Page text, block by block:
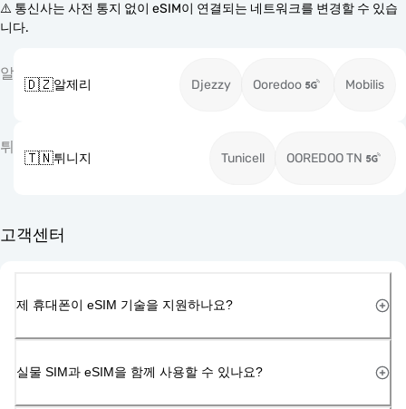
⚠️ 통신사는 사전 통지 없이 eSIM이 연결되는 네트워크를 변경할 수 있습
니다.
알
🇩🇿알제리 Djezzy Ooredoo Mobilis
튀
🇹🇳튀니지 Tunicell OOREDOO TN
고객센터
제 휴대폰이 eSIM 기술을 지원하나요?
실물 SIM과 eSIM을 함께 사용할 수 있나요?